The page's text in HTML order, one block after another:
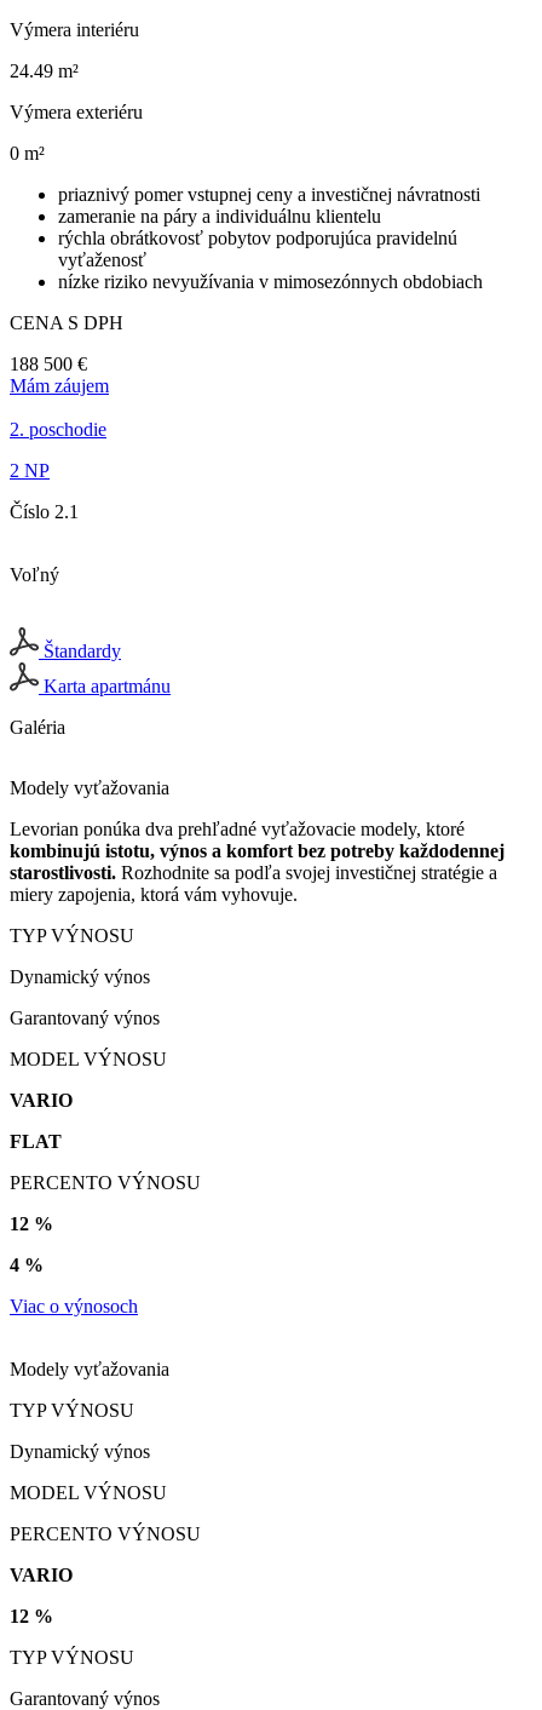
Výmera interiéru
24.49 m²
Výmera exteriéru
0 m²
priaznivý pomer vstupnej ceny a investičnej návratnosti
zameranie na páry a individuálnu klientelu
rýchla obrátkovosť pobytov podporujúca pravidelnú
vyťaženosť
nízke riziko nevyužívania v mimosezónnych obdobiach
CENA S DPH
188 500 €
Mám záujem
2. poschodie
2 NP
Číslo 2.1
Voľný
Štandardy
Karta apartmánu
Galéria
Modely vyťažovania
Levorian ponúka dva prehľadné vyťažovacie modely, ktoré
kombinujú istotu, výnos a komfort bez potreby každodennej
starostlivosti. Rozhodnite sa podľa svojej investičnej stratégie a
miery zapojenia, ktorá vám vyhovuje.
TYP VÝNOSU
Dynamický výnos
Garantovaný výnos
MODEL VÝNOSU
VARIO
FLAT
PERCENTO VÝNOSU
12 %
4 %
Viac o výnosoch
Modely vyťažovania
TYP VÝNOSU
Dynamický výnos
MODEL VÝNOSU
PERCENTO VÝNOSU
VARIO
12 %
TYP VÝNOSU
Garantovaný výnos